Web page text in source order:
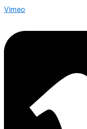
Vimeo